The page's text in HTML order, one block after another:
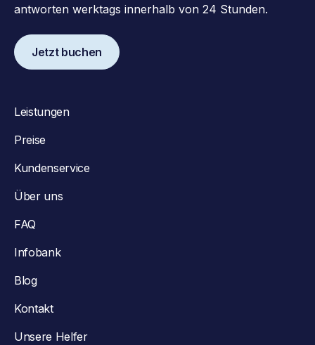
antworten werktags innerhalb von 24 Stunden.
Jetzt buchen
Leistungen
Preise
Kundenservice
Über uns
FAQ
Infobank
Blog
Kontakt
Unsere Helfer